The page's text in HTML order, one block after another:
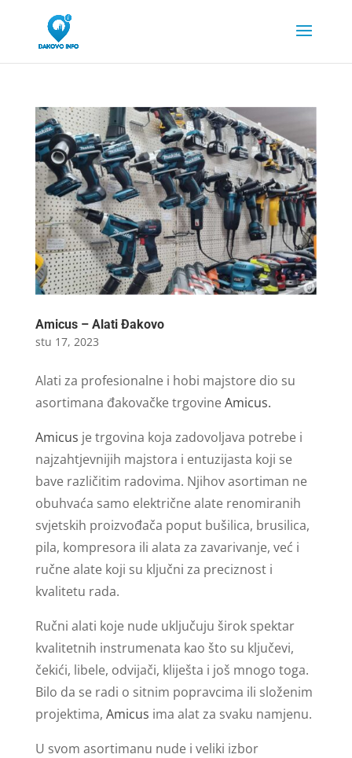
Amicus – Alati Đakovo
stu 17, 2023
Alati za profesionalne i hobi majstore dio su
asortimana đakovačke trgovineAmicus.
Amicus je trgovina koja zadovoljava potrebe i
najzahtjevnijih majstora i entuzijasta koji se
bave različitim radovima. Njihov asortiman ne
obuhvaća samo električne alate renomiranih
svjetskih proizvođača poput bušilica, brusilica,
pila, kompresora ili alata za zavarivanje, već i
ručne alate koji su ključni za preciznost i
kvalitetu rada.
Ručni alati koje nude uključuju širok spektar
kvalitetnih instrumenata kao što su ključevi,
čekići, libele, odvijači, kliješta i još mnogo toga.
Bilo da se radi o sitnim popravcima ili složenim
projektima, Amicus ima alat za svaku namjenu.
U svom asortimanu nude i veliki izbor